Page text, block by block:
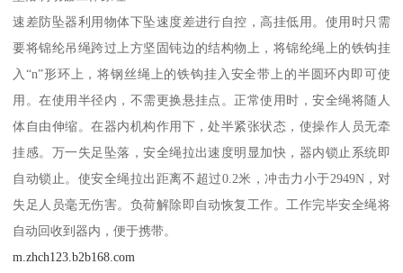
速差防坠器利用物体下坠速度差进行自控，高挂低用。使用时只需
要将锦纶吊绳跨过上方坚固钝边的结构物上，将锦纶绳上的铁钩挂
入“n”形环上，将钢丝绳上的铁钩挂入安全带上的半圆环内即可使
用。在使用半径内，不需更换悬挂点。正常使用时，安全绳将随人
体自由伸缩。在器内机构作用下，处半紧张状态，使操作人员无牵
挂感。万一失足坠落，安全绳拉出速度明显加快，器内锁止系统即
自动锁止。使安全绳拉出距离不超过0.2米，冲击力小于2949N，对
失足人员毫无伤害。负荷解除即自动恢复工作。工作完毕安全绳将
自动回收到器内，便于携带。
m.zhch123.b2b168.com